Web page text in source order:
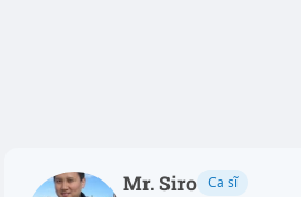
Mr. Siro Ca sĩ